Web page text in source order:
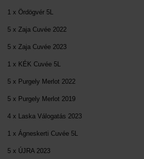
1 x Ördögvér 5L
5 x Zaja Cuvée 2022
5 x Zaja Cuvée 2023
1 x KÉK Cuvée 5L
5 x Purgely Merlot 2022
5 x Purgely Merlot 2019
4 x Laska Válogatás 2023
1 x Ágneskerti Cuvée 5L
5 x ÚJRA 2023